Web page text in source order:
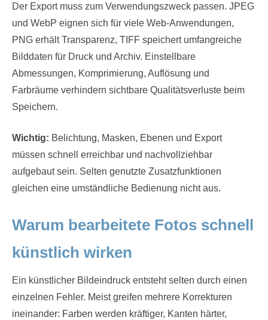
Der Export muss zum Verwendungszweck passen. JPEG
und WebP eignen sich für viele Web-Anwendungen,
PNG erhält Transparenz, TIFF speichert umfangreiche
Bilddaten für Druck und Archiv. Einstellbare
Abmessungen, Komprimierung, Auflösung und
Farbräume verhindern sichtbare Qualitätsverluste beim
Speichern.
Wichtig: Belichtung, Masken, Ebenen und Export
müssen schnell erreichbar und nachvollziehbar
aufgebaut sein. Selten genutzte Zusatzfunktionen
gleichen eine umständliche Bedienung nicht aus.
Warum bearbeitete Fotos schnell
künstlich wirken
Ein künstlicher Bildeindruck entsteht selten durch einen
einzelnen Fehler. Meist greifen mehrere Korrekturen
ineinander: Farben werden kräftiger, Kanten härter,